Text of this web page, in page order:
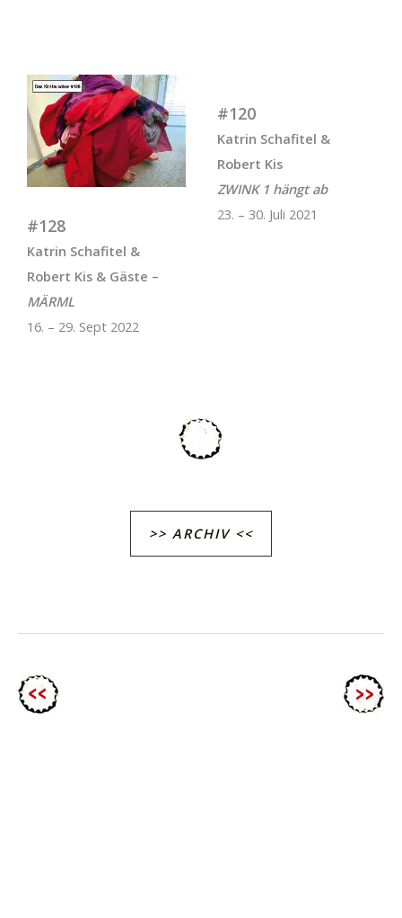
#128
Katrin Schafitel &
Robert Kis & Gäste –
MÄRML
16. – 29. Sept 2022
#120
Katrin Schafitel &
Robert Kis
ZWINK 1 hängt ab
23. – 30. Juli 2021
>> ARCHIV <<